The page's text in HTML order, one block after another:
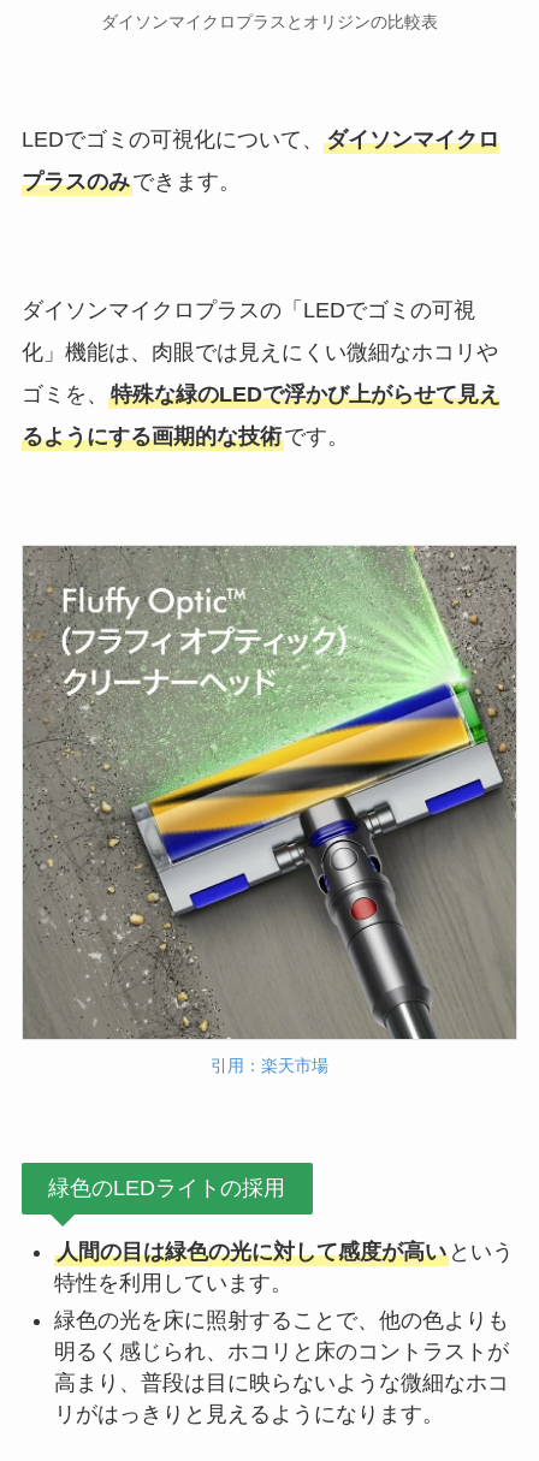
ダイソンマイクロプラスとオリジンの比較表
LEDでゴミの可視化について、 ダイソンマイクロ
プラスのみできます。
ダイソンマイクロプラスの「LEDでゴミの可視
化」機能は、肉眼では見えにくい微細なホコリや
ゴミを、 特殊な緑のLEDで浮かび上がらせて見え
るようにする画期的な技術です。
引用：楽天市場
緑色のLEDライトの採用
人間の目は緑色の光に対して感度が高いという
特性を利用しています。
緑色の光を床に照射することで、他の色よりも
明るく感じられ、ホコリと床のコントラストが
高まり、普段は目に映らないような微細なホコ
リがはっきりと見えるようになります。